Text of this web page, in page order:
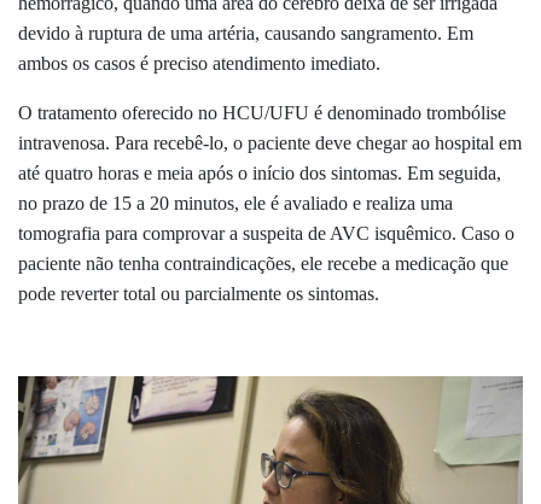
devido à ruptura de uma artéria, causando sangramento. Em
ambos os casos é preciso atendimento imediato.
O tratamento oferecido no HCU/UFU é denominado trombólise
intravenosa. Para recebê-lo, o paciente deve chegar ao hospital em
até quatro horas e meia após o início dos sintomas. Em seguida,
no prazo de 15 a 20 minutos, ele é avaliado e realiza uma
tomografia para comprovar a suspeita de AVC isquêmico. Caso o
paciente não tenha contraindicações, ele recebe a medicação que
pode reverter total ou parcialmente os sintomas.